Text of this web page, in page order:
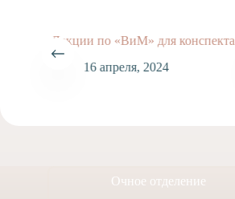
Лекции по «ВиМ» для конспекта
16 апреля, 2024
Очное отделение